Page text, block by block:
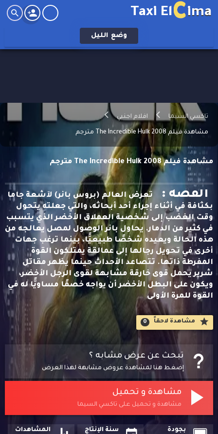
Taxi ElCima
وضع الليل
تاكسي السيما افلام اجنبي
مشاهدة فيلم The Incredible Hulk 2008 مترجم
مشاهدة فيلم The Incredible Hulk 2008 مترجم
القصه :
تعرض العالم (بروس بانر) لآشعة جاما
بكثافة في أثناء إجراء أحد أبحاثه، والتي جعلته يتحول
وقت الغضب إلى شخصية العملاق الأخضر الذي يتسبب
في كثير من الدمار. يحاول بانر الوصول لمصل يعالجه من
هذه الحالة ويعيده شخصًا طبيعيًّا، بينما ترغب جهات
أخرى في تحويل رجالها إلى عمالقة يمتلكون القوة
المفرطة ذاتها. تتصاعد الأحداث حينما يظهر مقاتل
شرير يحمل قوى خارقة مشابهة لقوى الرجل الأخضر،
ويكون على البطل الأخضر أن يواجه خصمًا مساويًّا له في
القوة للمرة الأولى
مشاهدة لاحقاََ 0
تبحث عن عرض مشابه ؟
إضغط هنا لمشاهدة عروض مشابهة لهذا العرض
مشاهدة و تحميل
مشاهدة و تحميل على تاكسي السيما
بجودة
سنة الإنتاج
المشاهدات